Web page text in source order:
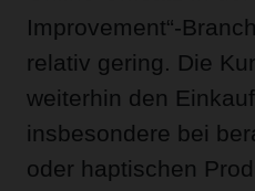
Improvement“-
relativ gering. Die
weiterhin den
insbesondere bei
oder haptischen